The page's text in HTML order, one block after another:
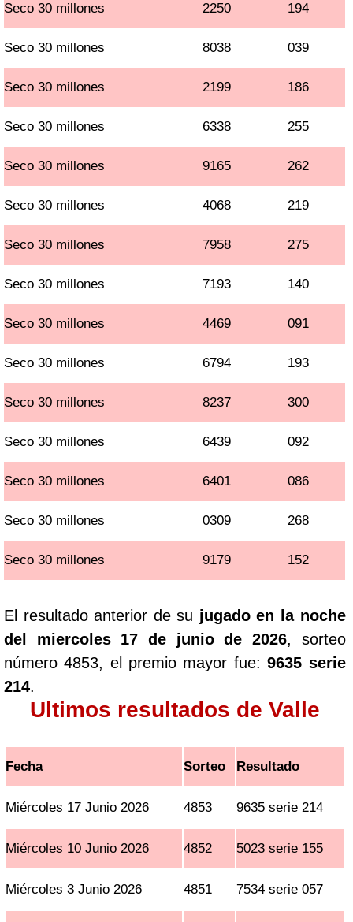
Seco 30 millones 2250 194
Seco 30 millones 8038 039
Seco 30 millones 2199 186
Seco 30 millones 6338 255
Seco 30 millones 9165 262
Seco 30 millones 4068 219
Seco 30 millones 7958 275
Seco 30 millones 7193 140
Seco 30 millones 4469 091
Seco 30 millones 6794 193
Seco 30 millones 8237 300
Seco 30 millones 6439 092
Seco 30 millones 6401 086
Seco 30 millones 0309 268
Seco 30 millones 9179 152
El resultado anterior de su jugado en la noche
del miercoles 17 de junio de 2026, sorteo
número 4853, el premio mayor fue:9635 serie
214.
Ultimos resultados de Valle
Fecha Sorteo Resultado
Miércoles 17 Junio 2026 4853 9635 serie 214
Miércoles 10 Junio 2026 4852 5023 serie 155
Miércoles 3 Junio 2026 4851 7534 serie 057